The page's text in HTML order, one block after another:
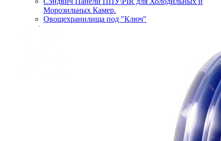
Морозильных Камер.
Овощехранилища под "Ключ"